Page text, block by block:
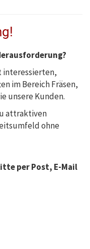
interessierten,
im Bereich Fräsen,
unsere Kunden.
attraktiven
ohne
per Post, E-Mail